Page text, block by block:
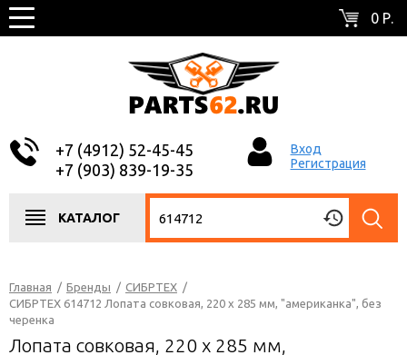
0 Р.
+7 (4912) 52-45-45
+7 (903) 839-19-35
Вход
Регистрация
КАТАЛОГ
Главная / Бренды / СИБРТЕХ /
СИБРТЕХ 614712 Лопата совковая, 220 х 285 мм, "американка", без
черенка
Лопата совковая, 220 х 285 мм,